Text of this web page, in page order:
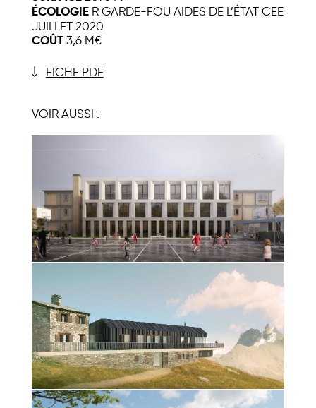
ÉCOLOGIER GARDE-FOU AIDES DE L’ÉTAT CEE
JUILLET 2020
COÛT 3,6 M€
FICHE PDF
VOIR AUSSI :